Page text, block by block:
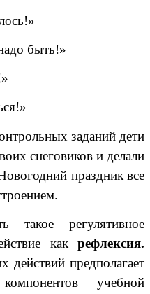
быть!»
заданий дети
снеговиков и делали
праздник все
регулятивное
как рефлексия.
действий предполагает
учебной